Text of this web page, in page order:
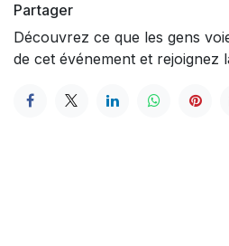
Partager
Découvrez ce que les gens
de cet événement et rejoignez